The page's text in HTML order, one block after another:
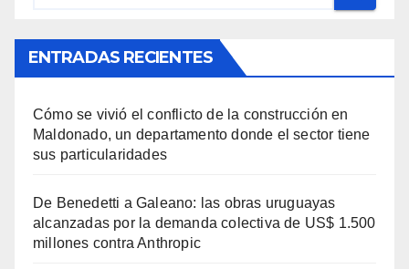
ENTRADAS RECIENTES
Cómo se vivió el conflicto de la construcción en
Maldonado, un departamento donde el sector tiene
sus particularidades
De Benedetti a Galeano: las obras uruguayas
alcanzadas por la demanda colectiva de US$ 1.500
millones contra Anthropic